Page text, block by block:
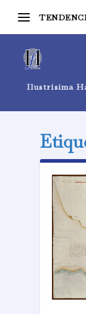
Ilustrísima